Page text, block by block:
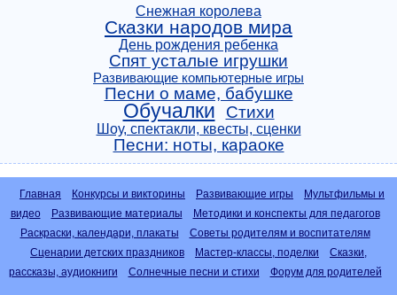
Снежная королева
Сказки народов мира
День рождения ребенка
Спят усталые игрушки
Развивающие компьютерные игры
Песни о маме, бабушке
Обучалки Стихи
Шоу, спектакли, квесты, сценки
Песни: ноты, караоке
Главная Конкурсы и викторины Развивающие игры
Мультфильмы и
видео
Развивающие материалы
Методики и конспекты для педагогов
Раскраски, календари, плакаты
Советы родителям и воспитателям
Сценарии детских праздников
Мастер-классы, поделки
Сказки,
рассказы, аудиокниги
Солнечные песни и стихи Форум для родителей